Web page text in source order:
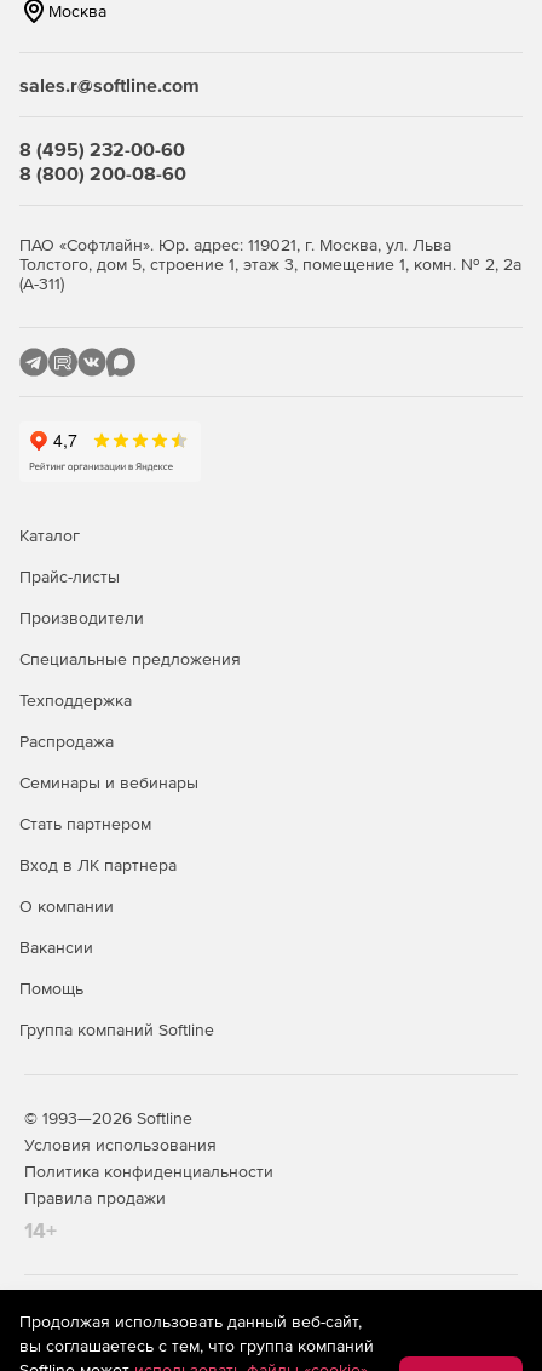
Москва
sales.r@softline.com
8 (495) 232-00-60
8 (800) 200-08-60
ПАО «Софтлайн». Юр. адрес: 119021, г. Москва, ул. Льва
Толстого, дом 5, строение 1, этаж 3, помещение 1, комн. № 2, 2а
(А-311)
Каталог
Прайс-листы
Производители
Специальные предложения
Техподдержка
Распродажа
Семинары и вебинары
Стать партнером
Вход в ЛК партнера
О компании
Вакансии
Помощь
Группа компаний Softline
© 1993—2026 Softline
Условия использования
Политика конфиденциальности
Правила продажи
14+
На информационном ресурсе store.softline.ru применяются
рекомендательные технологии
(информационные технологии
предоставления информации на основе сбора,
Продолжая использовать данный веб-сайт,
вы соглашаетесь с тем, что группа компаний